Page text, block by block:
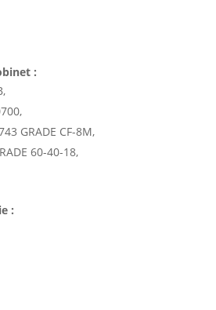
:
GRADE CF-8M,
60-40-18,
: